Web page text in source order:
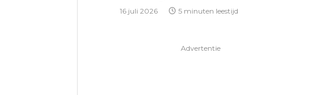
16 juli 2026 5 minuten leestijd
Advertentie